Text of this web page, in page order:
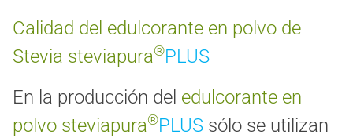
Calidad del edulcorante en polvo de
Stevia steviapura®PLUS
En la producción del edulcorante en
polvo steviapura®PLUS sólo se utilizan